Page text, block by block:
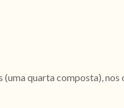
quarta composta),